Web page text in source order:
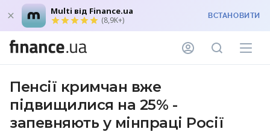
Multi від Finance.ua
(8,9K+) ВСТАНОВИТИ
Пенсії кримчан вже
підвищилися на 25% -
запевняють у мінпраці Росії